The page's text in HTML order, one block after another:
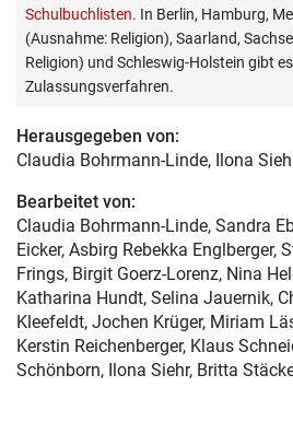
Schulbuchlisten. In Berlin, Hamburg,
(Ausnahme: Religion), Saarland,
Religion) und Schleswig-Holstein gibt
Zulassungsverfahren.
Herausgegeben von:
Claudia Bohrmann-Linde, Ilona
Bearbeitet von:
Claudia Bohrmann-Linde, Sandra
Eicker, Asbirg Rebekka Englberger,
Frings, Birgit Goerz-Lorenz, Nina
Katharina Hundt, Selina Jauernik,
Kleefeldt, Jochen Krüger, Miriam
Kerstin Reichenberger, Klaus
Schönborn, Ilona Siehr, Britta